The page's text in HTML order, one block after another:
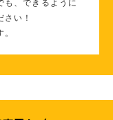
も、できるように
い！